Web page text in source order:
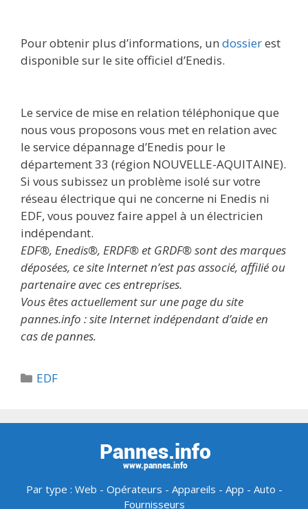
Pour obtenir plus d’informations, un dossierest
disponible sur le site officiel d’Enedis.
Le service de mise en relation téléphonique que
nous vous proposons vous met en relation avec
le service dépannage d’Enedis pour le
département 33 (région NOUVELLE-AQUITAINE).
Si vous subissez un problème isolé sur votre
réseau électrique qui ne concerne ni Enedis ni
EDF, vous pouvez faire appel à un électricien
indépendant.
EDF®, Enedis®, ERDF® et GRDF® sont des marques
déposées, ce site Internet n’est pas associé, affilié ou
partenaire avec ces entreprises.
Vous êtes actuellement sur une page du site
pannes.info : site Internet indépendant d’aide en
cas de pannes.
Catégories
EDF
Par type : Web - Opérateurs - Appareils - App - Auto -
Fournisseurs